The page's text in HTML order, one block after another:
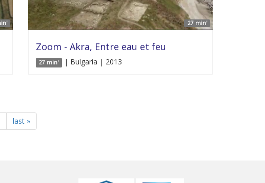
27 min'
Zoom - Akra, Entre eau et feu
27 min' | Bulgaria | 2013
last »